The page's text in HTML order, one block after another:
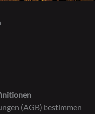
(AGB) bestimmen